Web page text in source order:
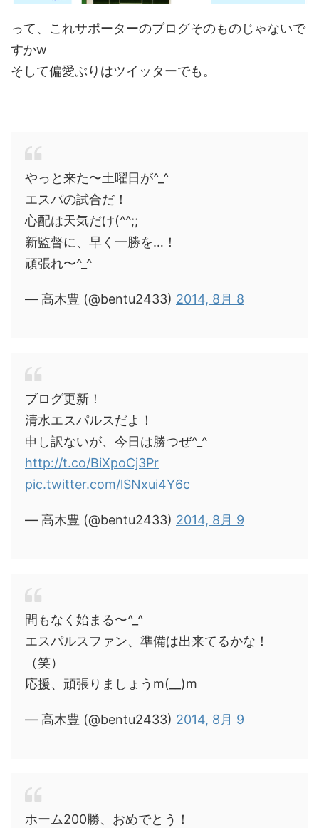
って、これサポーターのブログそのものじゃないで
すかw
そして偏愛ぶりはツイッターでも。
やっと来た〜土曜日が^_^
エスパの試合だ！
心配は天気だけ(^^;;
新監督に、早く一勝を…！
頑張れ〜^_^
— 高木豊 (@bentu2433) 2014, 8月 8
ブログ更新！
清水エスパルスだよ！
申し訳ないが、今日は勝つぜ^_^
http://t.co/BiXpoCj3Pr
pic.twitter.com/lSNxui4Y6c
— 高木豊 (@bentu2433) 2014, 8月 9
間もなく始まる〜^_^
エスパルスファン、準備は出来てるかな！
（笑）
応援、頑張りましょうm(__)m
— 高木豊 (@bentu2433) 2014, 8月 9
ホーム200勝、おめでとう！